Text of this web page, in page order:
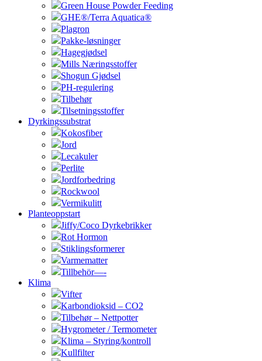
Green House Powder Feeding
GHE®/Terra Aquatica®
Plagron
Pakke-løsninger
Hagegjødsel
Mills Næringsstoffer
Shogun Gjødsel
PH-regulering
Tilbehør
Tilsetningsstoffer
Dyrkingssubstrat
Kokosfiber
Jord
Lecakuler
Perlite
Jordforbedring
Rockwool
Vermikulitt
Planteoppstart
Jiffy/Coco Dyrkebrikker
Rot Hormon
Stiklingsformerer
Varmematter
Tillbehör—-
Klima
Vifter
Karbondioksid – CO2
Tilbehør – Nettpotter
Hygrometer / Termometer
Klima – Styring/kontroll
Kullfilter